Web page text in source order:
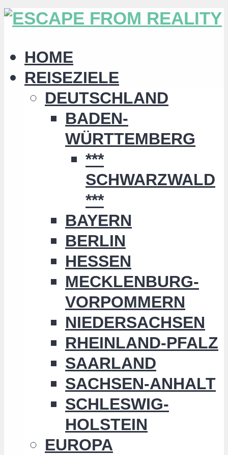
HOME
REISEZIELE
DEUTSCHLAND
BADEN-
WÜRTTEMBERG
***
SCHWARZWALD
***
BAYERN
BERLIN
HESSEN
MECKLENBURG-
VORPOMMERN
NIEDERSACHSEN
RHEINLAND-PFALZ
SAARLAND
SACHSEN-ANHALT
SCHLESWIG-
HOLSTEIN
EUROPA